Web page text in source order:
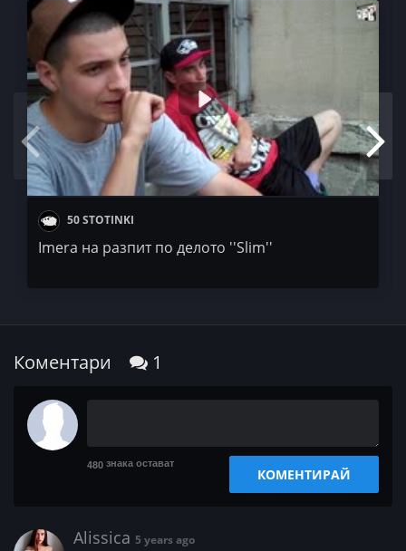
https://www.facebook.com/soundninjaacademy/
50 STOTINKI
Imera на разпит по делото ''Slim''
Коментари 1
480 знака остават
КОМЕНТИРАЙ
Alissica 5 years ago